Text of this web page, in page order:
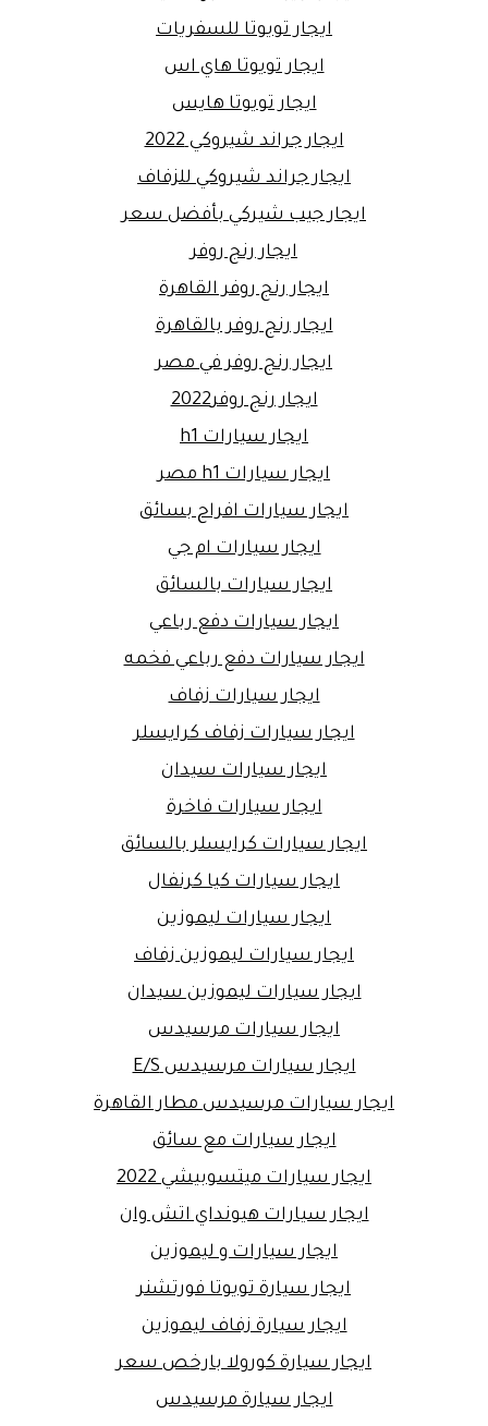
ايجار تويوتا للسفريات
ايجار تويوتا هاي اس
ايجار تويوتا هايس
ايجار جراند شيروكي 2022
ايجار جراند شيروكي للزفاف
ايجار جيب شيركي بأفضل سعر
ايجار رنج روفر
ايجار رنج روفر القاهرة
ايجار رنج روفر بالقاهرة
ايجار رنج روفر في مصر
ايجار رنج روفر2022
ايجار سيارات h1
ايجار سيارات h1 مصر
ايجار سيارات افراح بسائق
ايجار سيارات ام جي
ايجار سيارات بالسائق
ايجار سيارات دفع رباعي
ايجار سيارات دفع رباعي فخمه
ايجار سيارات زفاف
ايجار سيارات زفاف كرايسلر
ايجار سيارات سيدان
ايجار سيارات فاخرة
ايجار سيارات كرايسلر بالسائق
ايجار سيارات كيا كرنفال
ايجار سيارات ليموزين
ايجار سيارات ليموزين زفاف
ايجار سيارات ليموزين سيدان
ايجار سيارات مرسيدس
ايجار سيارات مرسيدس E/S
ايجار سيارات مرسيدس مطار القاهرة
ايجار سيارات مع سائق
ايجار سيارات ميتسوبيشي 2022
ايجار سيارات هيونداي اتش وان
ايجار سيارات و ليموزين
ايجار سيارة تويوتا فورتشنر
ايجار سيارة زفاف ليموزين
ايجار سيارة كورولا بارخص سعر
ايجار سيارة مرسيدس